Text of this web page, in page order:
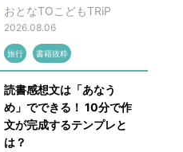
おとなTOこどもTRiP
2026.08.06
旅行 書籍抜粋
読書感想文は「あなう
め」でできる！ 10分で作
文が完成するテンプレと
は？